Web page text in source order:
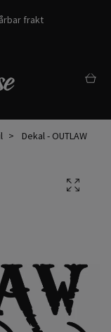
frakt
Dekal - OUTLAW